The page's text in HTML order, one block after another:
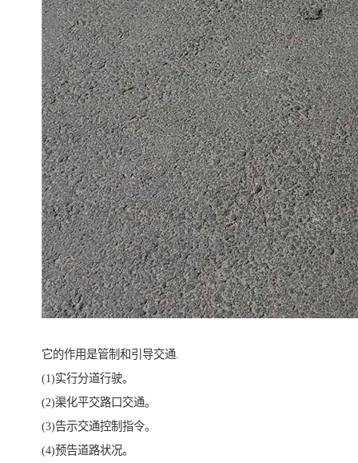
它的作用是管制和引导交通.
(1)实行分道行驶。
(2)渠化平交路口交通。
(3)告示交通控制指令。
(4)预告道路状况。